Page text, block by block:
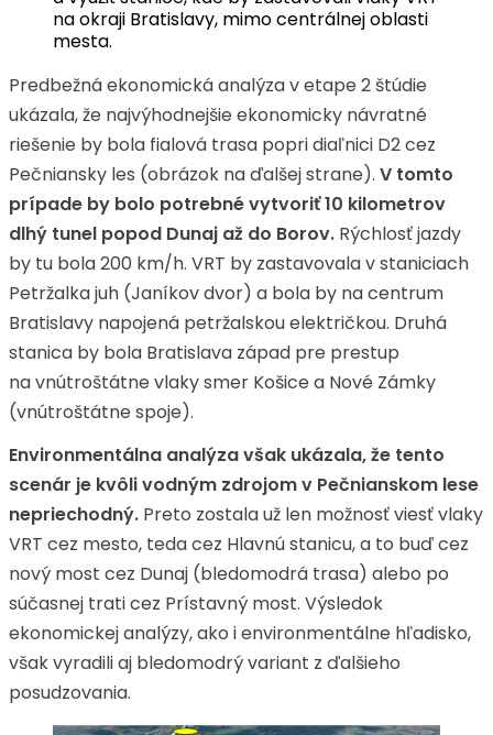
na okraji Bratislavy, mimo centrálnej oblasti
mesta.
Predbežná ekonomická analýza v etape 2 štúdie
ukázala, že najvýhodnejšie ekonomicky návratné
riešenie by bola fialová trasa popri diaľnici D2 cez
Pečniansky les (obrázok na ďalšej strane). V tomto
prípade by bolo potrebné vytvoriť 10 kilometrov
dlhý tunel popod Dunaj až do Borov. Rýchlosť jazdy
by tu bola 200 km/h. VRT by zastavovala v staniciach
Petržalka juh (Janíkov dvor) a bola by na centrum
Bratislavy napojená petržalskou električkou. Druhá
stanica by bola Bratislava západ pre prestup
na vnútroštátne vlaky smer Košice a Nové Zámky
(vnútroštátne spoje).
Environmentálna analýza však ukázala, že tento
scenár je kvôli vodným zdrojom v Pečnianskom lese
nepriechodný. Preto zostala už len možnosť viesť vlaky
VRT cez mesto, teda cez Hlavnú stanicu, a to buď cez
nový most cez Dunaj (bledomodrá trasa) alebo po
súčasnej trati cez Prístavný most. Výsledok
ekonomickej analýzy, ako i environmentálne hľadisko,
však vyradili aj bledomodrý variant z ďalšieho
posudzovania.